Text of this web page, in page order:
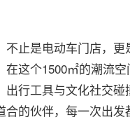
止是电动车门店，更
在这个1500㎡的潮流
出行工具与文化社交
的伙伴，每一次出发